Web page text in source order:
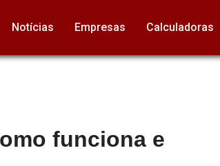
Notícias Empresas Calculadoras
funciona e